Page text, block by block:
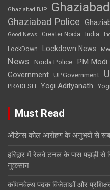
Ghaziabad BJP
Ghaziabad Police
Good News Greater Noida India
LockDown Lockdown News
News
Noida Police PM Modi
Government UPGovernment
PRADESH
Yogi Adityanath
Must Read
ऑडेन्स कोल आरोहण के अनुभवों से
हरिद्वार में रेलवे टनल के पास पहाड़ी से
नुकसान
कॉमनवेल्थ पदक विजेताओं और